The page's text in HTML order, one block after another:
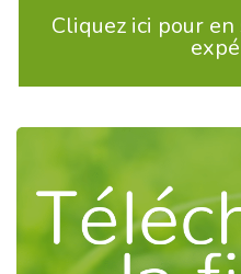
Cliquez ici pour